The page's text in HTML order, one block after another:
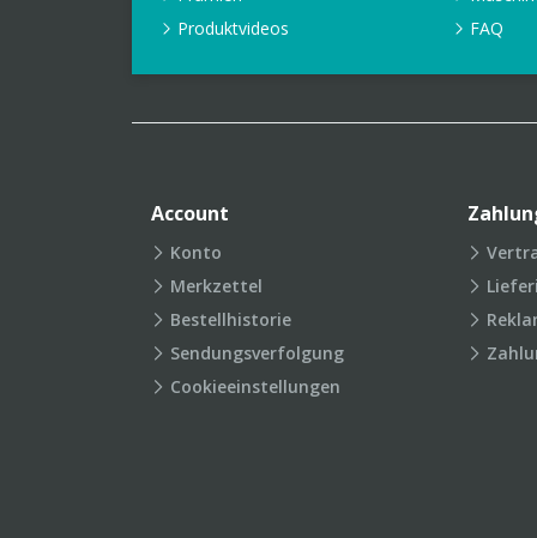
Produktvideos
FAQ
Account
Konto
Merkzettel
Bestellhistorie
Sendungsverfolgung
Cookieeinstellungen